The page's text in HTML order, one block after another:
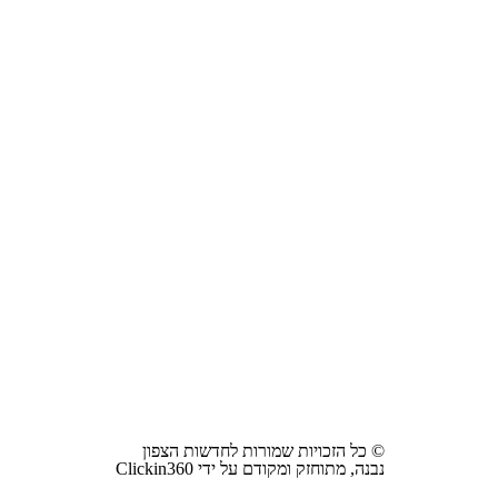
© כל הזכויות שמורות לחדשות הצפון
נבנה, מתוחזק ומקודם על ידי Clickin360